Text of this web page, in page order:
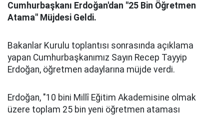
Cumhurbaşkanı Erdoğan'dan "25 Bin Öğretmen
Atama" Müjdesi Geldi.
Bakanlar Kurulu toplantısı sonrasında açıklama
yapan Cumhurbaşkanımız Sayın Recep Tayyip
Erdoğan, öğretmen adaylarına müjde verdi.
Erdoğan, "10 bini Millî Eğitim Akademisine olmak
üzere toplam 25 bin yeni öğretmen ataması